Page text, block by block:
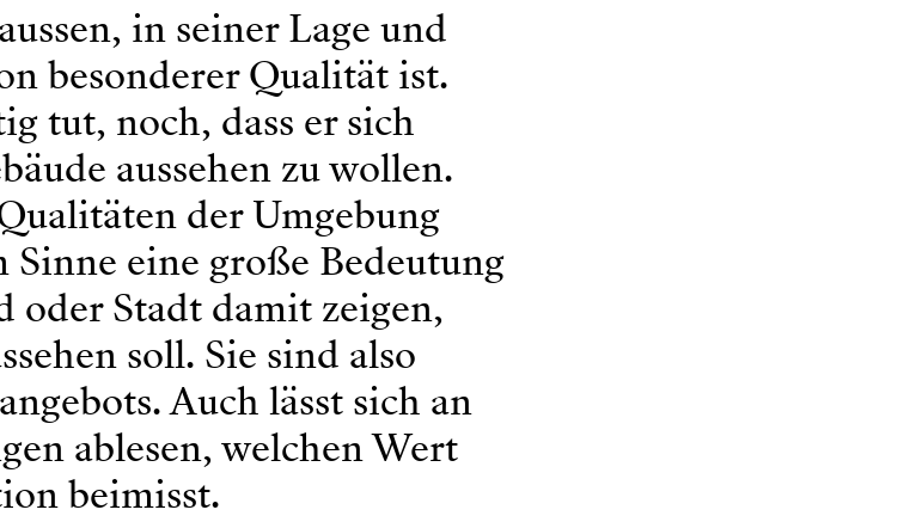
in seiner Lage und
besonderer Qualität ist.
tut, noch, dass er sich
aussehen zu wollen.
der Umgebung
eine große Bedeutung
oder Stadt damit zeigen,
soll. Sie sind also
Auch lässt sich an
ablesen, welchen Wert
beimisst.